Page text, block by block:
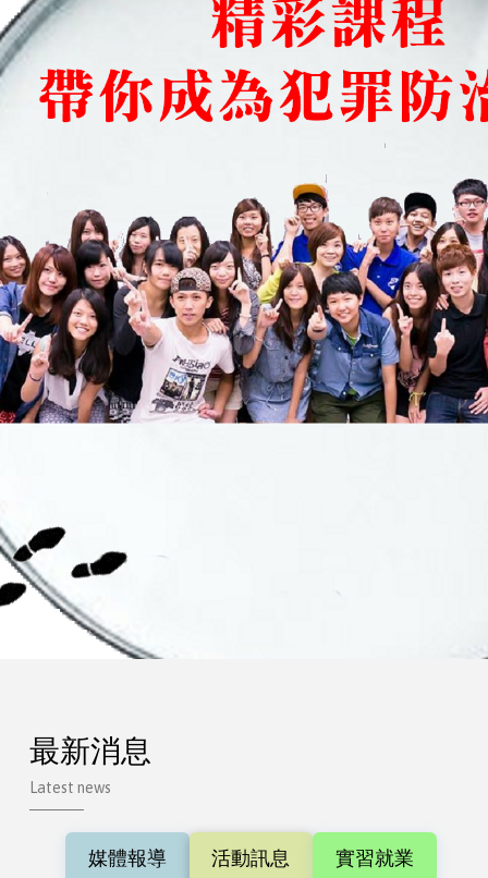
最新消息
Latest news
媒體報導 活動訊息 實習就業